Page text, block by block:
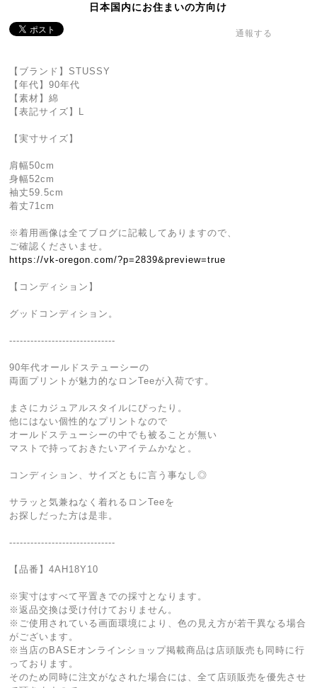
日本国内にお住まいの方向け
通報する
【ブランド】STUSSY
【年代】90年代
【素材】綿
【表記サイズ】L
【実寸サイズ】
肩幅50cm
身幅52cm
袖丈59.5cm
着丈71cm
※着用画像は全てブログに記載してありますので、
ご確認くださいませ。
https://vk-oregon.com/?p=2839&preview=true
【コンディション】
グッドコンディション。
------------------------------
90年代オールドステューシーの
両面プリントが魅力的なロンTeeが入荷です。
まさにカジュアルスタイルにぴったり。
他にはない個性的なプリントなので
オールドステューシーの中でも被ることが無い
マストで持っておきたいアイテムかなと。
コンディション、サイズともに言う事なし◎
サラッと気兼ねなく着れるロンTeeを
お探しだった方は是非。
------------------------------
【品番】4AH18Y10
※実寸はすべて平置きでの採寸となります。
※返品交換は受け付けておりません。
※ご使用されている画面環境により、色の見え方が若干異なる場合
がございます。
※当店のBASEオンラインショップ掲載商品は店頭販売も同時に行
っております。
そのため同時に注文がなされた場合には、全て店頭販売を優先させ